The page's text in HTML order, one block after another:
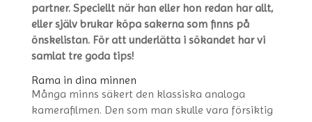
partner. Speciellt när han eller hon redan har allt,
eller själv brukar köpa sakerna som finns på
önskelistan. För att underlätta i sökandet har vi
samlat tre goda tips!
Rama in dina minnen
Många minns säkert den klassiska analoga
kamerafilmen. Den som man skulle vara försiktig